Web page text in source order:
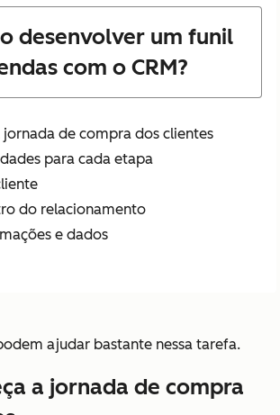
desenvolver um funil
com o CRM?
jornada de compra dos clientes
para cada etapa
do relacionamento
e dados
ajudar bastante nessa tarefa.
a jornada de compra